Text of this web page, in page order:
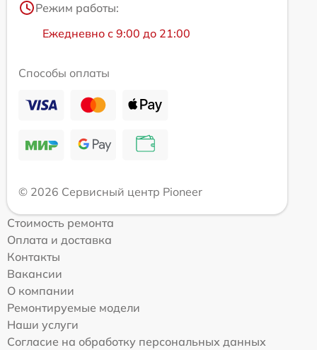
Режим работы:
Ежедневно с 9:00 до 21:00
Способы оплаты
© 2026 Сервисный центр Pioneer
Стоимость ремонта
Оплата и доставка
Контакты
Вакансии
О компании
Ремонтируемые модели
Наши услуги
Согласие на обработку персональных данных